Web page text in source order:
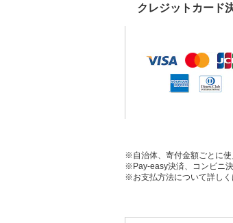
クレジットカード
※自治体、寄付金額ごとに使
※Pay-easy決済、コンビニ
※お支払方法について詳しく